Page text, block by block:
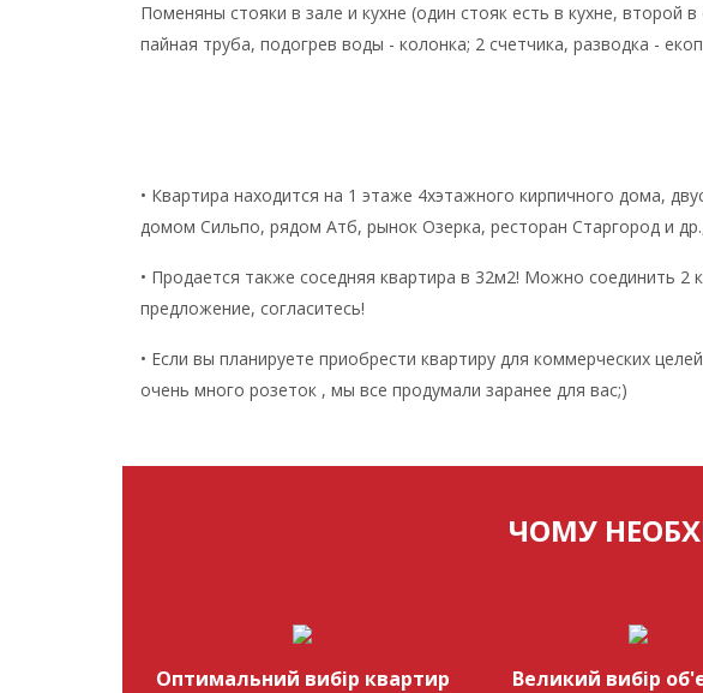
Поменяны стояки в зале и кухне (один стояк есть в кухне,
пайная труба, подогрев воды - колонка; 2 счетчика, разводка -
• Квартира находится на 1 этаже 4хэтажного кирпичного дома,
домом Сильпо, рядом Атб, рынок Озерка, ресторан Старгород и
• Продается также соседняя квартира в 32м2! Можно соединить
предложение, согласитесь!
• Если вы планируете приобрести квартиру для коммерческих
очень много розеток , мы все продумали заранее для вас;)
ЧОМУ
Оптимальний вибір квартир
Великий вибір